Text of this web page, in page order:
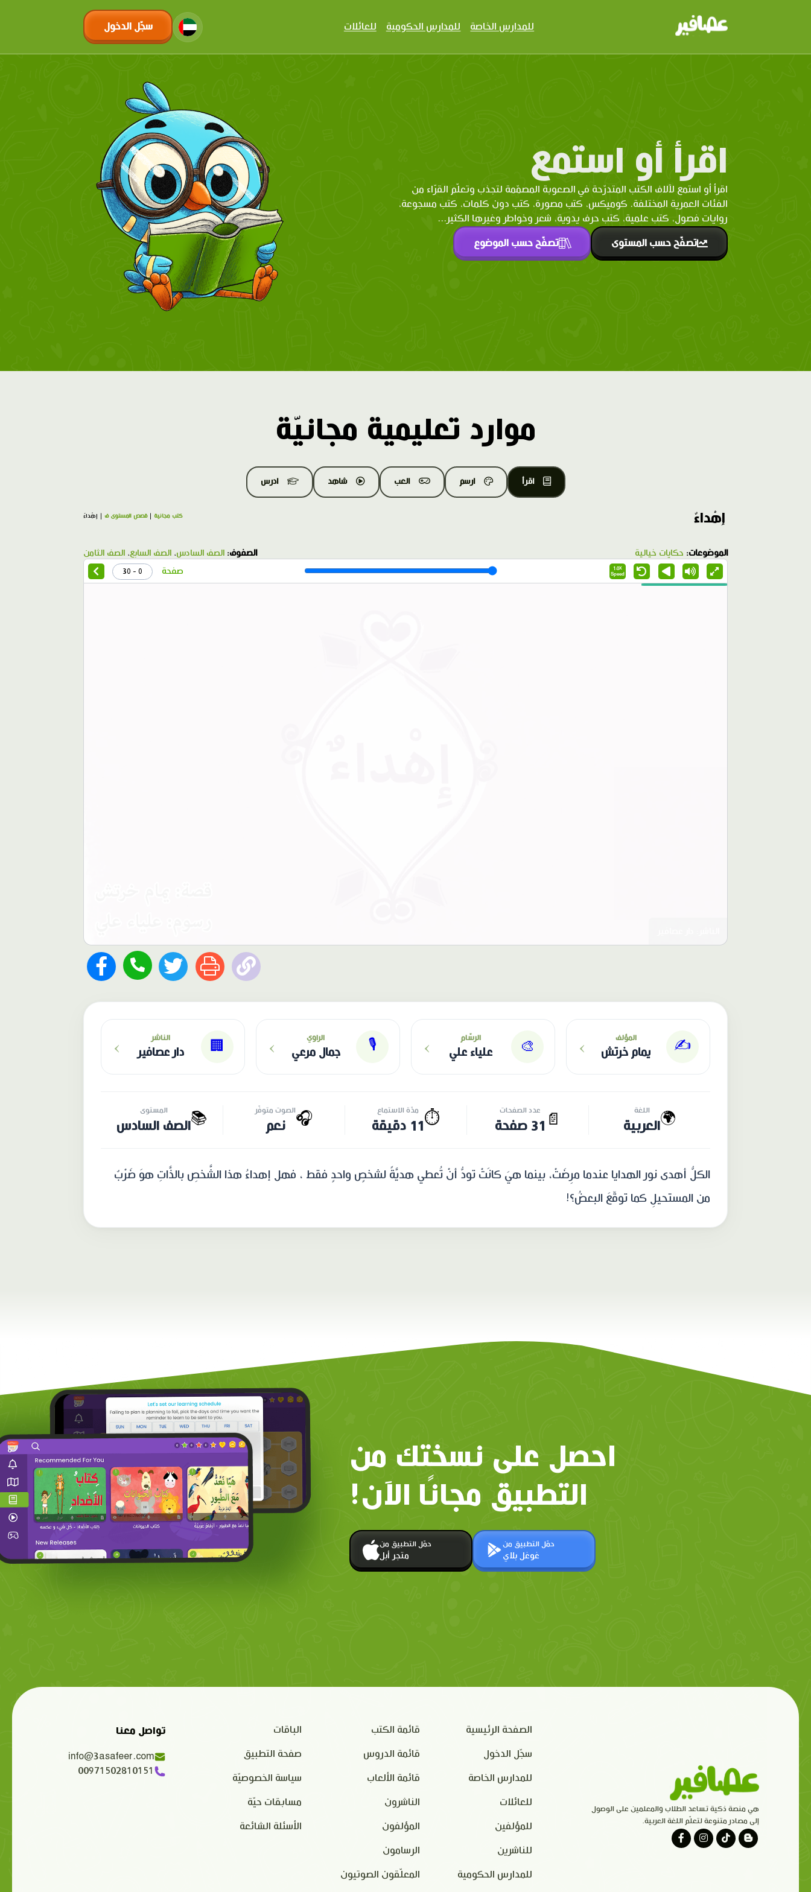
للمدارس الخاصة للمدارس الحكومية للعائلات سجّل الدخول
اقرأ أو استمع
اقرأ أو استمع لآلاف الكتب المتدرّحة في الصعوبة المصمّمة لتجذب وتعلّم القرّاء من
الفئات العمرية المختلفة. كوميكس، كتب مصورة، كتب دون كلمات، كتب مسجوعة،
روايات فصول، كتب علمية، كتب حرف يدوية، شعر وخواطر وغيرها الكثير...
تصفّح حسب المستوى تصفّح حسب الموضوع
موارد تعليمية مجانيّة
اقرأ ارسم العب شاهد ادرس
إِهْداءٌ كتب مجانية |قصص المستوى ف | إِهْداءٌ
الموضوعات: حكايات خيالية الصفوف: الصف السادس، الصف السابع، الصف الثامن
1.0X
Speed
صفحة 0 - 30
✍️ المؤلف
يمام خرتش ›
🎨
الرسّام
علياء علي ›
🎙 الراوي
جمال مرعي ›
🏢
الناشر
دار عصافير ›
🌍 اللغة
العربية 📄
عدد الصفحات
31 صفحة ⏱️ مدّة الاستماع
11 دقيقة 🎧الصوت متوفّر
نعم 📚 المستوى
الصف السادس
الكلُّ أهدى نور الهدايا عندما مرِضَتْ، بينما هيَ كانَتْ تودُّ أنْ تُعطي هديَّةً لشخصٍ واحدٍ فقط ، فهل إهداءُ هذا الشَّخصِ بالذَّاتِ هوَ ضَرْبٌ
من المستحيلِ كما توقّعَ البعضُ؟!
احصل على نسختك من
التطبيق مجانًا الآن!
حمّل التطبيق من
متجر أبل
حمّل التطبيق من
غوغل بلاي
هي منصة ذكية تساعد الطلاب والمعلمين على الوصول
إلى مصادر متنوعة لتعلّم اللغة العربية.
الصفحة الرئيسية
سجّل الدخول
للمدارس الخاصة
للعائلات
للمؤلفين
للناشرين
للمدارس الحكومية
قائمة الكتب
قائمة الدروس
قائمة الألعاب
الناشرون
المؤلفون
الرسامون
المعلّقون الصوتيون
الباقات
صفحة التطبيق
سياسة الخصوصيّة
مسابقات حيّة
الأسئلة الشائعة
تواصل معنا
info@3asafeer.com
00971502810151